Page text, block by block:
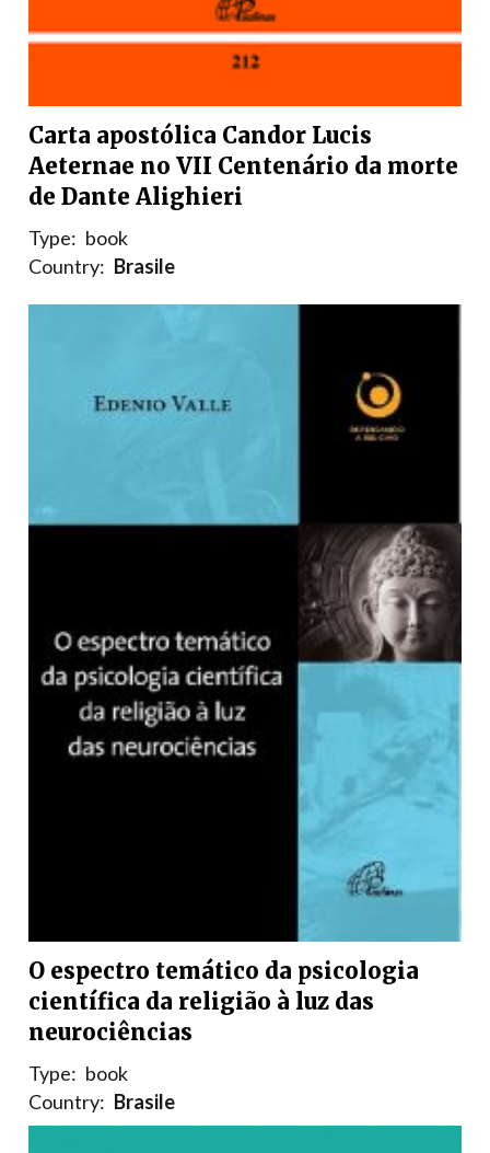
Carta apostólica Candor Lucis
Aeternae no VII Centenário da morte
de Dante Alighieri
Type: book
Country: Brasile
O espectro temático da psicologia
científica da religião à luz das
neurociências
Type: book
Country: Brasile